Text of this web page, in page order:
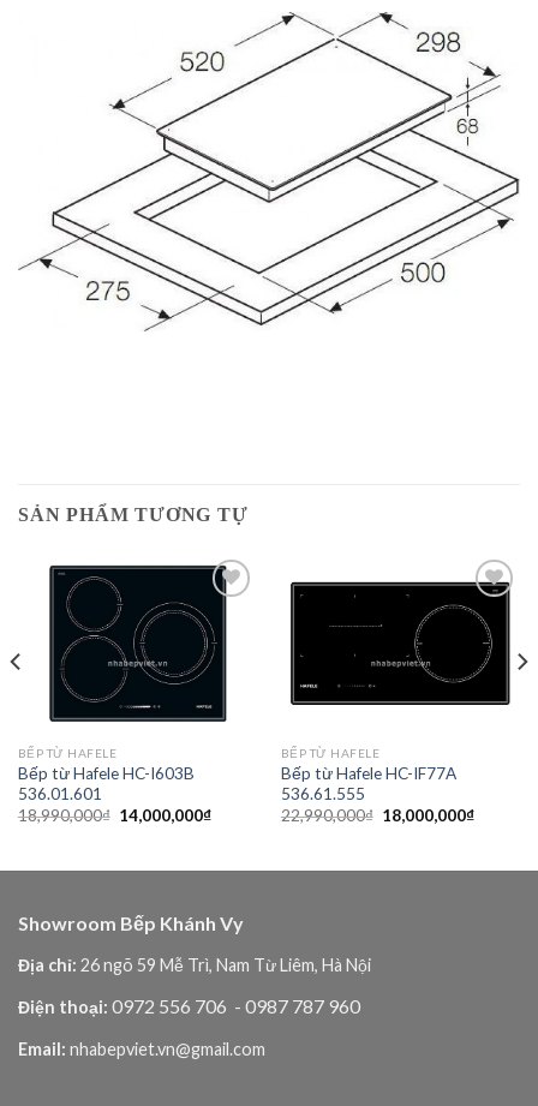
SẢN PHẨM TƯƠNG TỰ
Add to
wishlist
BẾP TỪ HAFELE
Bếp từ Hafele HC-I603B
536.01.601
18,990,000₫ Giá
gốc
14,000,000₫Giá
14,000,000₫.
Add to
wishlist
BẾP TỪ HAFELE
Bếp từ Hafele HC-IF77A
536.61.555
22,990,000₫ Giá
gốc
18,000,000₫Giá
Showroom Bếp Khánh Vy
Địa chỉ: 26 ngõ 59 Mễ Trì, Nam Từ Liêm, Hà Nội
Điện thoại: 0972 556 706 - 0987 787 960
Email: nhabepviet.vn@gmail.com